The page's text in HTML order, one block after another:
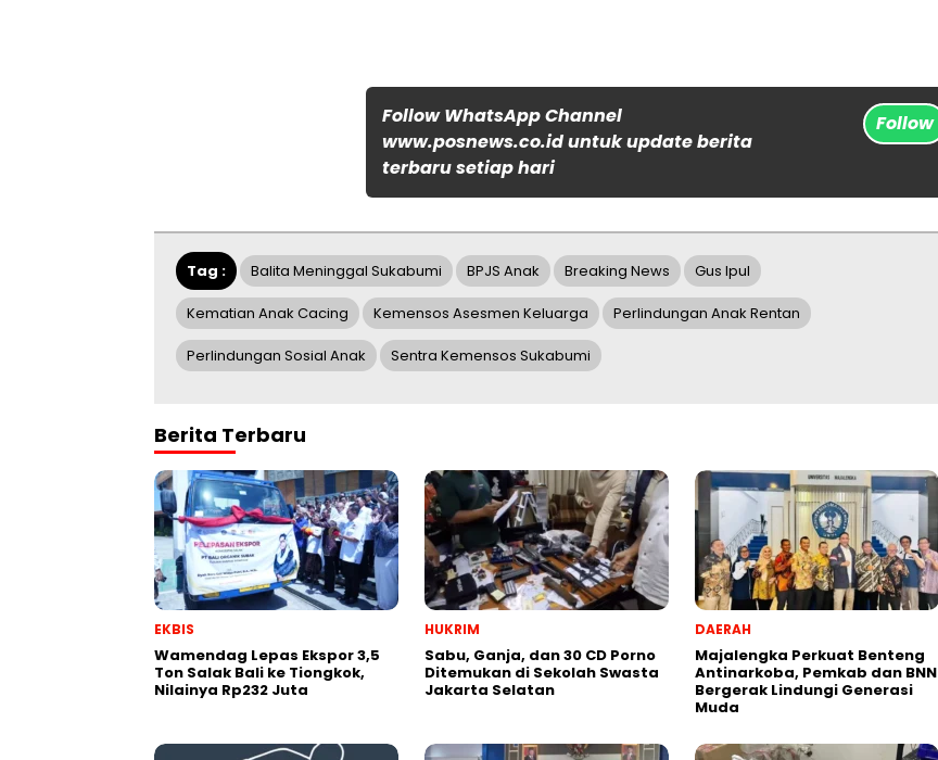
Follow WhatsApp Channel
www.posnews.co.id untuk update berita
terbaru setiap hari
Follow
Tag : Balita Meninggal Sukabumi BPJS Anak Breaking News Gus Ipul
Kematian Anak Cacing Kemensos Asesmen Keluarga Perlindungan Anak Rentan
Perlindungan Sosial Anak Sentra Kemensos Sukabumi
Berita Terbaru
EKBIS
Wamendag Lepas Ekspor 3,5
Ton Salak Bali ke Tiongkok,
Nilainya Rp232 Juta
HUKRIM
Sabu, Ganja, dan 30 CD Porno
Ditemukan di Sekolah Swasta
Jakarta Selatan
DAERAH
Majalengka Perkuat Benteng
Antinarkoba, Pemkab dan BNN
Bergerak Lindungi Generasi
Muda